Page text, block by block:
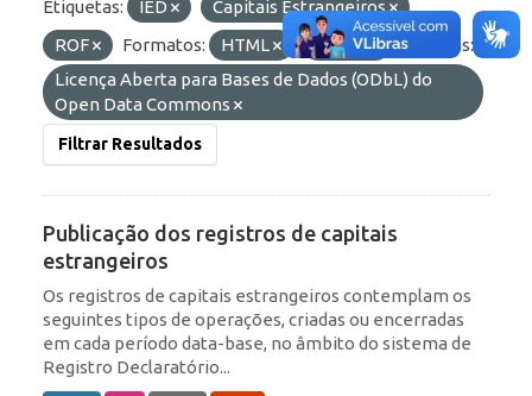
Etiquetas: IED
Capitais Estrangeiros
ROF
Formatos: HTML OData
Licenças:
Licença Aberta para Bases de Dados (ODbL) do
Open Data Commons
Filtrar Resultados
Publicação dos registros de capitais
estrangeiros
Os registros de capitais estrangeiros contemplam os
seguintes tipos de operações, criadas ou encerradas
em cada período data-base, no âmbito do sistema de
Registro Declaratório...